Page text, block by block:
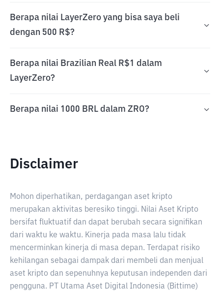
Berapa nilai LayerZero yang bisa saya beli
dengan 500 R$?
Berapa nilai Brazilian Real R$1 dalam
LayerZero?
Berapa nilai 1000 BRL dalam ZRO?
Disclaimer
Mohon diperhatikan, perdagangan aset kripto
merupakan aktivitas beresiko tinggi. Nilai Aset Kripto
bersifat fluktuatif dan dapat berubah secara signifikan
dari waktu ke waktu. Kinerja pada masa lalu tidak
mencerminkan kinerja di masa depan. Terdapat risiko
kehilangan sebagai dampak dari membeli dan menjual
aset kripto dan sepenuhnya keputusan independen dari
pengguna. PT Utama Aset Digital Indonesia (Bittime)